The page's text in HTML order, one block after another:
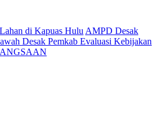
di Kapuas Hulu AMPD Desak
Desak Pemkab Evaluasi Kebijakan